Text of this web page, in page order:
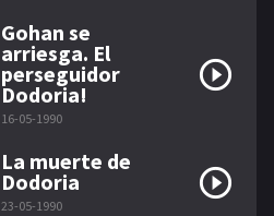
Gohan se
arriesga. El
perseguidor
Dodoria!
16-05-1990
La muerte de
Dodoria
23-05-1990